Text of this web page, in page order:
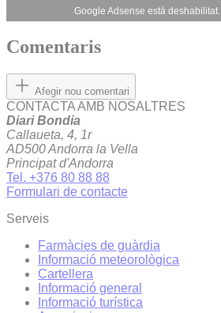
Google Adsense està deshabilitat.
Comentaris
Afegir nou comentari
CONTACTA AMB NOSALTRES
Diari Bondia
Callaueta, 4, 1r
AD500 Andorra la Vella
Principat d'Andorra
Tel. +376 80 88 88
Formulari de contacte
Serveis
Farmàcies de guàrdia
Informació meteorològica
Cartellera
Informació general
Informació turística